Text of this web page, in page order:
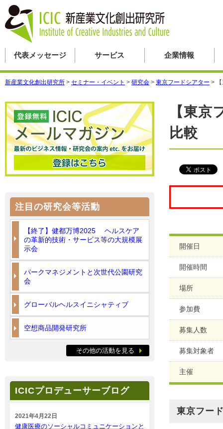
代表メッセージ サービス 企業情報
新産業文化創出研究所 > セミナー・イベント > 研究会 > 東京フードシアター >
【東
比較
開催日
開催時間
場所
参加費
募集人数
募集対象者
主催
東京フー
注目の研究会等活動
【終了】健都万博2025 ヘルスケア
の革新的技術・サービス等の大規模展
示会
パークマネジメントと次世代公園研究
会
グローバルヘルスイニシャティブ
空想商品開発研究所
その他の活動を見る
ICICプロデューサーブログ
2021年4月22日
健康医療のソーシャルコミュニケーションと